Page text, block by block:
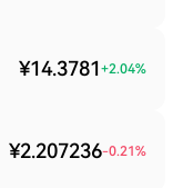
¥14.3781 +2.04%
¥2.207236-0.21%